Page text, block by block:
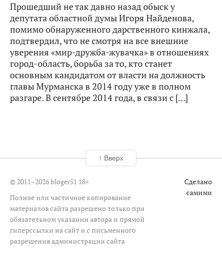
Прошедший не так давно назад обыск у
депутата областной думы Игоря Найденова,
помимо обнаруженного дарственного кинжала,
подтвердил, что не смотря на все внешние
уверения «мир-дружба-жувачка» в отношениях
город-область, борьба за то, кто станет
основным кандидатом от власти на должность
главы Мурманска в 2014 году уже в полном
разгаре. В сентябре 2014 года, в связи с […]
© 2011–2026 bloger51 18+
Полное или частичное копирование
материалов сайта разрешено только при
обязательном указании автора и прямой
гиперссылки на сайт и с письменного
разрешения администрации сайта
Сделано
самими
↑ Вверх